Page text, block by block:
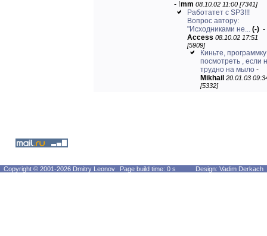
- !mm 08.10.02 11:00 [7341]
Работатет c SP3!!!
Вопрос автору:
"Исходниками не... (-) -
Access 08.10.02 17:51
[5909]
Киньте,
посмотреть , если
трудно на мыло -
Mikhail 20.01.03
[5332]
Copyright © 2001-2026 Dmitry Leonov Page build time: 0 s Design: Vadim Derkach